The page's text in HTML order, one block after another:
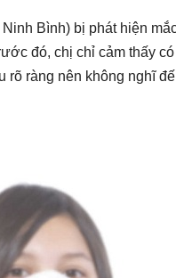
Bình) bị phát hiện
đó, chị chỉ cảm thấy
ràng nên không nghĩ